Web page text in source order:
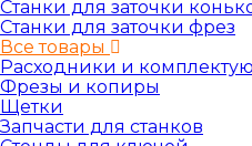
Станки для заточки
Станки для заточки фрез
Все товары
Расходники и
Фрезы и копиры
Щетки
Запчасти для станков